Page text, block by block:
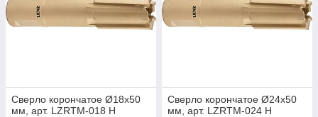
Сверло корончатое Ø18х50
мм, арт. LZRTM-018 H
Сверло корончатое Ø24х50
мм, арт. LZRTM-024 H